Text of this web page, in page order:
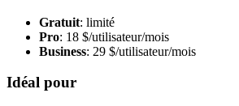
Gratuit: limité
Pro: 18 $/utilisateur/mois
Business: 29 $/utilisateur/mois
Idéal pour